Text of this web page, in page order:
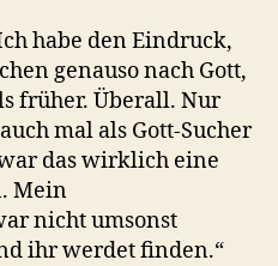
habe den Eindruck,
genauso nach Gott,
früher. Überall. Nur
mal als Gott-Sucher
das wirklich eine
Mein
nicht umsonst
ihr werdet finden.“